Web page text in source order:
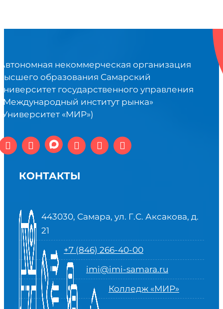
некоммерческая организация
образования Самарский
государственного управления
институт рынка»
«МИР»)
КОНТАКТЫ
443030, Самара, ул. Г.С. Аксакова, д.
21
+7 (846) 266-40-00
imi@imi-samara.ru
Колледж «МИР»